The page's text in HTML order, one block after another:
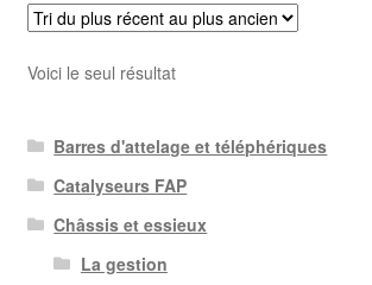
Voici le seul résultat
Barres d'attelage et téléphériques
Catalyseurs FAP
Châssis et essieux
La gestion